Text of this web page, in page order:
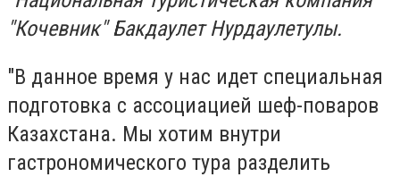
"Кочевник" Бакдаулет Нурдаулетулы.
"В данное время у нас идет специальная
подготовка с ассоциацией шеф-поваров
Казахстана. Мы хотим внутри
гастрономического тура разделить